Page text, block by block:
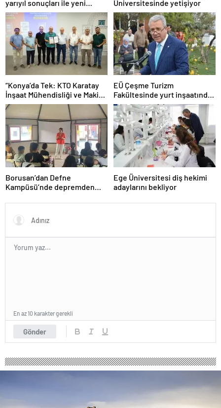
yarıyıl sonuçları ile yeni
rekorlar kırmaya ve
performansını geliştirmeye
devam ediyor
Üniversitesinde yetişiyor
“Konya’da Tek: KTO Karatay
İnşaat Mühendisliği ve Makine
Mühendisliği Bölümleri
Avrupa’da Tanınacak”
EÜ Çeşme Turizm
Fakültesinde yurt inşaatında
sona gelindi
Borusan’dan Defne
Kampüsü’nde depremden
gençlerin kariyer
yolculuklarına destek
Ege Üniversitesi diş hekimi
adaylarını bekliyor
Gönder
En az 10 karakter gerekli